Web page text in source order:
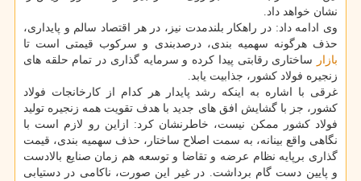
نشان خواهد داد.
وی ادامه داد: در راهکار بلندمدت نیز، در هر اقتصاد سالم و پایداری،
حذف هرگونه سهمیه بندی، درصدبندی و سرکوب قیمتی است تا
بازار
ساختاری رقابتی پیدا کرده و سرمایه گذاری در تمام حلقه های
زنجیره فولاد کشور، جذابیت یابد.
غرقی با اشاره به اینکه رشد پایدار هر کدام از کارخانجات فولاد
کشور، جز با گشایش افق های جدید با هدف تقویت همه زنجیره تولید
فولاد کشور ممکن نیست، خاطرنشان کرد: ازاین رو لازم است با
نگاهی واقع بینانه، به سمت اصلاح ساختار، حذف سهمیه بندی، قیمت
گذاری برپایه نظام عرضه و تقاضا و توسعه هم زمان صنایع بالادست
و پایین دست گام برداشت. در غیر این صورت، ناکامی در دستیابی